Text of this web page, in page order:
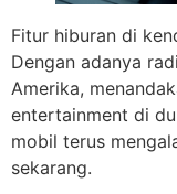
Fitur hiburan di
Dengan adanya
Amerika,
entertainment di
mobil terus
sekarang.